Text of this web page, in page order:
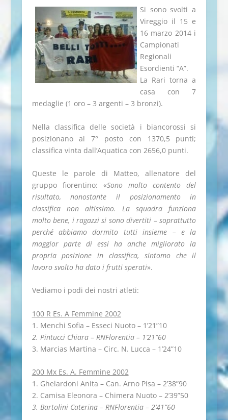
Si sono svolti a
Vireggio il 15 e
16 marzo 2014 i
Campionati
Regionali
Esordienti “A”.
La Rari torna a
casa con 7
medaglie (1 oro – 3 argenti – 3 bronzi).
Nella classifica delle società i biancorossi si
posizionano al 7° posto con 1370,5 punti;
classifica vinta dall’Aquatica con 2656,0 punti.
Queste le parole di Matteo, allenatore del
gruppo fiorentino: «Sono molto contento del
risultato, nonostante il posizionamento in
classifica non altissimo. La squadra funziona
molto bene, i ragazzi si sono divertiti – soprattutto
perché abbiamo dormito tutti insieme – e la
maggior parte di essi ha anche migliorato la
propria posizione in classifica, sintomo che il
lavoro svolto ha dato i frutti sperati».
Vediamo i podi dei nostri atleti:
100 R Es. A Femmine 2002
1. Menchi Sofia – Esseci Nuoto – 1’21”10
2. Pintucci Chiara – RNFlorentia – 1’21”60
3. Marcias Martina – Circ. N. Lucca – 1’24”10
200 Mx Es. A. Femmine 2002
1. Ghelardoni Anita – Can. Arno Pisa – 2’38”90
2. Camisa Eleonora – Chimera Nuoto – 2’39”50
3. Bartolini Caterina – RNFlorentia – 2’41”60